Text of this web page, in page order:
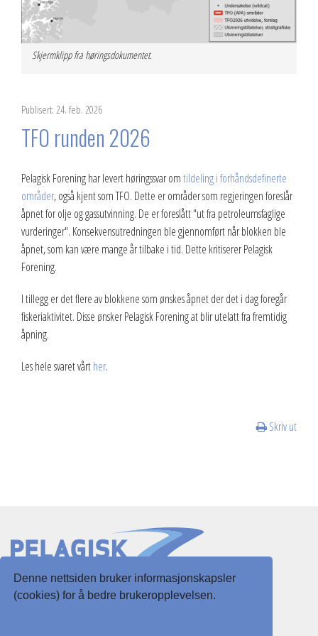
Denne nettsiden bruker informasjonskapsler
(cookies) for å bedre brukeropplevelsen.
2022
2018
2017
2016
2014
Skjermklipp fra høringsdokumentet.
Publisert: 24. feb. 2026
TFO runden 2026
Pelagisk Forening har levert høringssvar omtildeling i forhåndsdefinerte
områder, også kjent som TFO. Dette er områder som regjeringen foreslår
åpnet for olje og gassutvinning. De er foreslått "ut fra petroleumsfaglige
vurderinger". Konsekvensutredningen ble gjennomført når blokken ble
åpnet, som kan være mange år tilbake i tid. Dette kritiserer Pelagisk
Forening.
I tillegg er det flere av blokkene som ønskes åpnet der det i dag foregår
fiskeriaktivitet. Disse ønsker Pelagisk Forening at blir utelatt fra fremtidig
åpning.
Les hele svaret vårther.
Skriv ut
Slottsgaten 3